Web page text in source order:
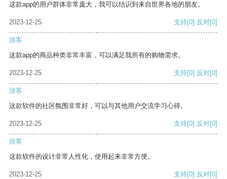
这款app的用户群体非常庞大，我可以结识到来自世界各地的朋友。
2023-12-25 支持[0] 反对[0]
游客
这款app的商品种类非常丰富，可以满足我所有的购物需求。
2023-12-25 支持[0] 反对[0]
游客
这款软件的社区氛围非常好，可以与其他用户交流学习心得。
2023-12-25 支持[0] 反对[0]
游客
这款软件的设计非常人性化，使用起来非常方便。
2023-12-25 支持[0] 反对[0]